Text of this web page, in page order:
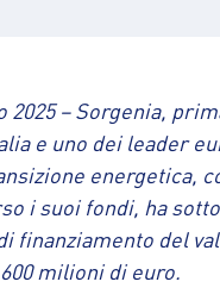
2025 – Sorgenia,
e uno dei leader
energetica,
i suoi fondi, ha
finanziamento del
milioni di euro.